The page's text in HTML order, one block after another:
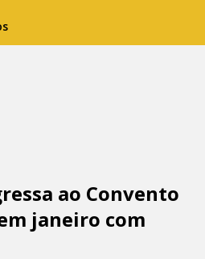
ao Convento
janeiro com